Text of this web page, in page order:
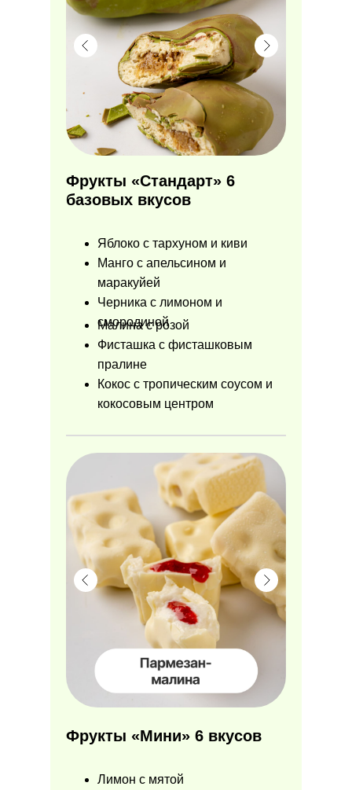
Малина с розой
Фисташка с фисташковым
пралине
Кокос с тропическим соусом и
кокосовым центром
Яблоко с тархуном и киви
Манго с апельсином и
маракуйей
Черника с лимоном и
смородиной
Фрукты «Стандарт» 6
базовых вкусов
Фрукты «Мини» 6 вкусов
Лимон с мятой